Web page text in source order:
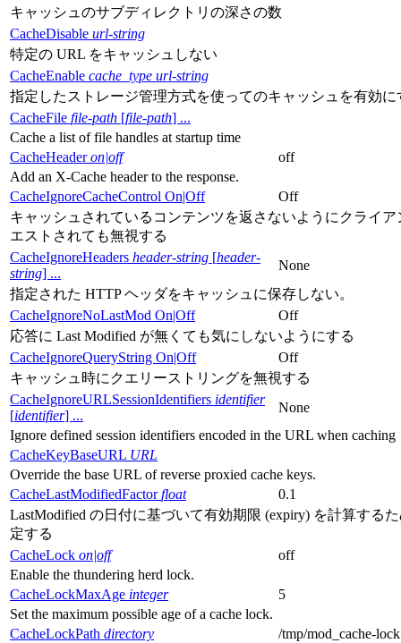
キャッシュのサブディレクトリの深さの数
CacheDisable url-string
特定の URL をキャッシュしない
CacheEnable cache_type url-string
指定したストレージ管理方式を使ってのキャッシュを有効に
CacheFile file-path [file-path] ...
Cache a list of file handles at startup time
CacheHeaderon|off
off
Add an X-Cache header to the response.
CacheIgnoreCacheControl On|Off
Off
キャッシュされているコンテンツを返さないようにクライア
エストされても無視する
CacheIgnoreHeaders header-string [header-
string] ...
None
指定された HTTP ヘッダをキャッシュに保存しない。
CacheIgnoreNoLastMod On|Off
Off
応答に Last Modified が無くても気にしないようにする
CacheIgnoreQueryString On|Off
Off
キャッシュ時にクエリーストリングを無視する
CacheIgnoreURLSessionIdentifiers identifier
[identifier] ...
None
Ignore defined session identifiers encoded in the URL when caching
CacheKeyBaseURL URL
Override the base URL of reverse proxied cache keys.
CacheLastModifiedFactorfloat
0.1
LastModified の日付に基づいて有効期限 (expiry) を計算する
定する
CacheLock on|off
off
Enable the thundering herd lock.
CacheLockMaxAge integer
5
Set the maximum possible age of a cache lock.
CacheLockPath directory
/tmp/mod_cache-